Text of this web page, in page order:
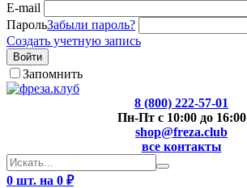
E-mail
ПарольЗабыли пароль?
Создать учетную запись
Войти
Запомнить
8 (800) 222-57-01
Пн-Пт с 10:00 до 16:00
shop@freza.club
все контакты
0 шт. на 0 ₽